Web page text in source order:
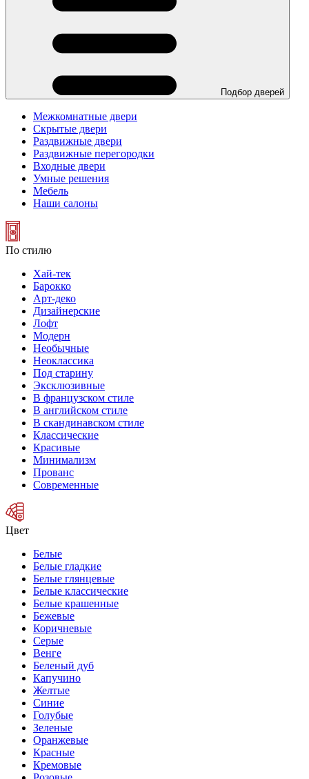
Подбор дверей
Межкомнатные двери
Скрытые двери
Раздвижные двери
Раздвижные перегородки
Входные двери
Умные решения
Мебель
Наши салоны
По стилю
Хай-тек
Барокко
Арт-деко
Дизайнерские
Лофт
Модерн
Необычные
Неоклассика
Под старину
Эксклюзивные
В французском стиле
В английском стиле
В скандинавском стиле
Классические
Красивые
Минимализм
Прованс
Современные
Цвет
Белые
Белые гладкие
Белые глянцевые
Белые классические
Белые крашенные
Бежевые
Коричневые
Серые
Венге
Беленый дуб
Капучино
Желтые
Синие
Голубые
Зеленые
Оранжевые
Красные
Кремовые